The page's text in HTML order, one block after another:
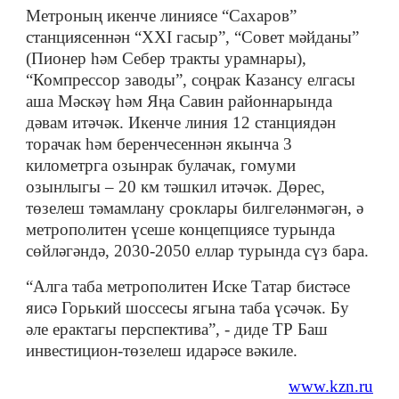
Метроның икенче линиясе “Сахаров”
станциясеннән “XXI гасыр”, “Совет мәйданы”
(Пионер һәм Себер тракты урамнары),
“Компрессор заводы”, соңрак Казансу елгасы
аша Мәскәү һәм Яңа Савин районнарында
дәвам итәчәк. Икенче линия 12 станциядән
торачак һәм беренчесеннән якынча 3
километрга озынрак булачак, гомуми
озынлыгы – 20 км тәшкил итәчәк. Дөрес,
төзелеш тәмамлану сроклары билгеләнмәгән, ә
метрополитен үсеше концепциясе турында
сөйләгәндә, 2030-2050 еллар турында сүз бара.
“Алга таба метрополитен Иске Татар бистәсе
яисә Горький шоссесы ягына таба үсәчәк. Бу
әле ерактагы перспектива”, - диде ТР Баш
инвестицион-төзелеш идарәсе вәкиле.
www.kzn.ru